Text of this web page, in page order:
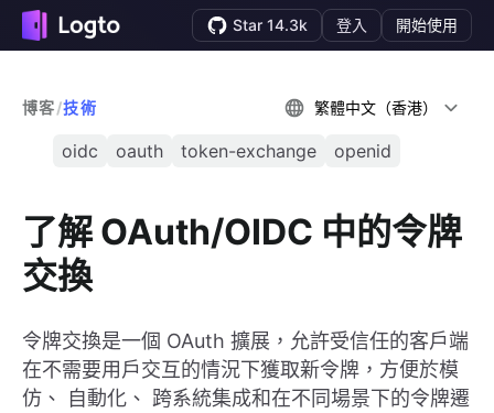
Star 14.3k 登入 開始使用
博客/技術 繁體中文（香港）
oidc oauth token-exchange openid
了解 OAuth/OIDC 中的令牌
交換
令牌交換是一個 OAuth 擴展，允許受信任的客戶端
在不需要用戶交互的情況下獲取新令牌，方便於模
仿、 自動化、 跨系統集成和在不同場景下的令牌遷